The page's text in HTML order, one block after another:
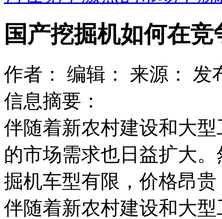
国产挖掘机如何在
作者： 编辑： 来源： 发
信息摘要：
伴随着新农村建设和大
的市场需求也日益扩大
掘机车型有限，价格昂
伴随着新农村建设和大